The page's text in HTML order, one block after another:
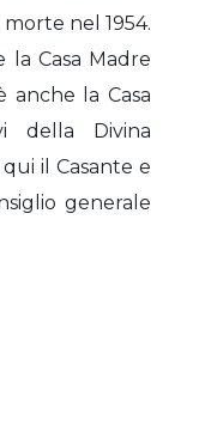
nel 1954.
Casa Madre
anche la Casa
della Divina
il Casante e
generale